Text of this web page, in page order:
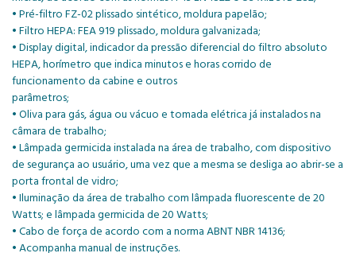
• Pré-filtro FZ-02 plissado sintético, moldura papelão;
• Filtro HEPA: FEA 919 plissado, moldura galvanizada;
• Display digital, indicador da pressão diferencial do filtro absoluto
HEPA, horímetro que indica minutos e horas corrido de
funcionamento da cabine e outros
parâmetros;
• Oliva para gás, água ou vácuo e tomada elétrica já instalados na
câmara de trabalho;
• Lâmpada germicida instalada na área de trabalho, com dispositivo
de segurança ao usuário, uma vez que a mesma se desliga ao abrir-se a
porta frontal de vidro;
• Iluminação da área de trabalho com lâmpada fluorescente de 20
Watts; e lâmpada germicida de 20 Watts;
• Cabo de força de acordo com a norma ABNT NBR 14136;
• Acompanha manual de instruções.